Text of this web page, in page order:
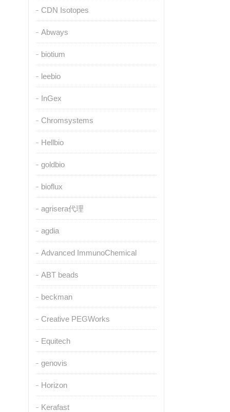
CDN Isotopes
Abways
biotium
leebio
InGex
Chromsystems
Hellbio
goldbio
bioflux
agrisera代理
agdia
Advanced ImmunoChemical
ABT beads
beckman
Creative PEGWorks
Equitech
genovis
Horizon
Kerafast